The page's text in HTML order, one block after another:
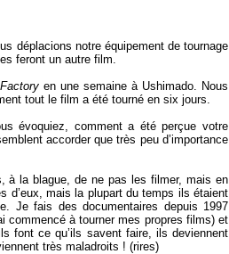
déplacions notre équipement de tournage
feront un autre film.
en une semaine à Ushimado. Nous
tout le film a été tourné en six jours.
évoquiez, comment a été perçue votre
accorder que très peu d’importance
à la blague, de ne pas les filmer, mais en
d’eux, mais la plupart du temps ils étaient
Je fais des documentaires depuis 1997
commencé à tourner mes propres films) et
font ce qu’ils savent faire, ils deviennent
très maladroits ! (rires)